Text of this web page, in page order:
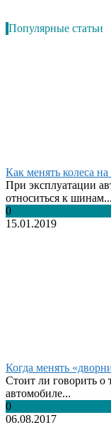
Популярные статьи
Как менять колеса
При эксплуатации
относиться к шинам...
0
15.01.2019
Когда менять
Стоит ли говорить о
автомобиле...
0
06.08.2017